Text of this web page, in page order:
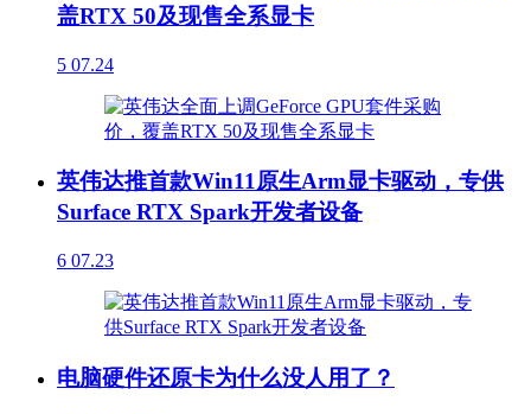
盖RTX 50及现售全系显卡
5 07.24
英伟达推首款Win11原生Arm显卡驱动，专供
Surface RTX Spark开发者设备
6 07.23
电脑硬件还原卡为什么没人用了？